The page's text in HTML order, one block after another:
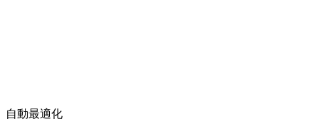
自動最適化